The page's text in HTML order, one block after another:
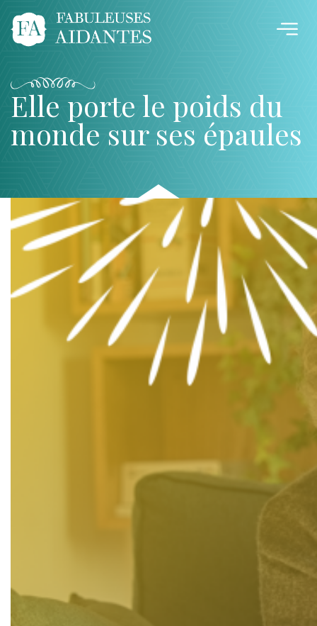
Elle porte le poids du
monde sur ses épaules